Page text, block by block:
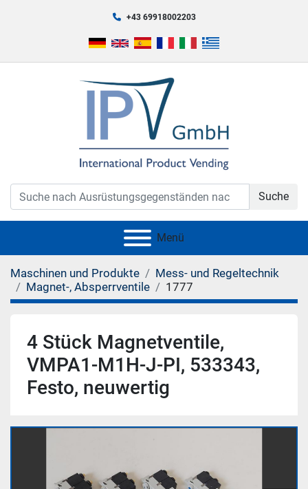
+43 69918002203
Suche
Menü
Maschinen und Produkte
Mess- und Regeltechnik
Magnet-, Absperrventile
1777
4 Stück Magnetventile,
VMPA1-M1H-J-PI, 533343,
Festo, neuwertig